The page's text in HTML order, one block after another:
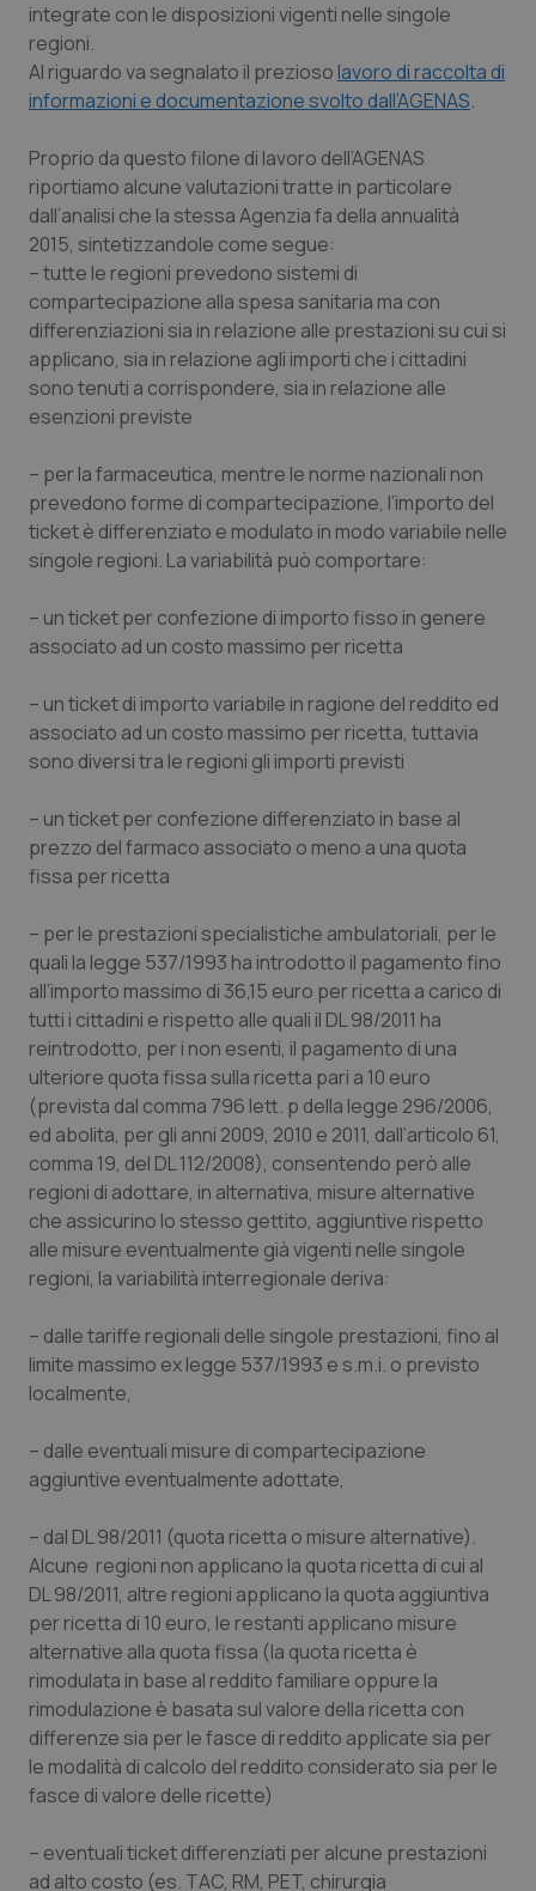
Sardegna
Sicilia
Toscana
Umbria
Valle D’Aosta
Veneto
Malattia di Crohn & Rettocolite Ulcerosa
Neuroscienze & patologie neurodegenerative
Obesità
Oftalmologia
Oncodermatologia
Oncoematologia
Oncologia & Nutrizione
Psoriasi & pelle
Quotidiano Cardiologia
Quotidiano Oncologia
Quotidiano Pediatria
Salute orale & impianti
Tiroide
Tumore al seno
Tumore ovarico
Tumori del Polmone & Testa Collo
Tumori gastrointestinali
Ulcera & Reflusso
Vaccini
integrate con le disposizioni vigenti nelle singole
regioni.
Al riguardo va segnalato il preziosolavoro di raccolta di
informazioni e documentazione svolto dall’AGENAS.
Proprio da questo filone di lavoro dell’AGENAS
riportiamo alcune valutazioni tratte in particolare
dall’analisi che la stessa Agenzia fa della annualità
2015, sintetizzandole come segue:
– tutte le regioni prevedono sistemi di
compartecipazione alla spesa sanitaria ma con
differenziazioni sia in relazione alle prestazioni su cui si
applicano, sia in relazione agli importi che i cittadini
sono tenuti a corrispondere, sia in relazione alle
esenzioni previste
– per la farmaceutica, mentre le norme nazionali non
prevedono forme di compartecipazione, l’importo del
ticket è differenziato e modulato in modo variabile nelle
singole regioni. La variabilità può comportare:
– un ticket per confezione di importo fisso in genere
associato ad un costo massimo per ricetta
– un ticket di importo variabile in ragione del reddito ed
associato ad un costo massimo per ricetta, tuttavia
sono diversi tra le regioni gli importi previsti
– un ticket per confezione differenziato in base al
prezzo del farmaco associato o meno a una quota
fissa per ricetta
– per le prestazioni specialistiche ambulatoriali, per le
quali la legge 537/1993 ha introdotto il pagamento fino
all’importo massimo di 36,15 euro per ricetta a carico di
tutti i cittadini e rispetto alle quali il DL 98/2011 ha
reintrodotto, per i non esenti, il pagamento di una
ulteriore quota fissa sulla ricetta pari a 10 euro
(prevista dal comma 796 lett. p della legge 296/2006,
ed abolita, per gli anni 2009, 2010 e 2011, dall’articolo 61,
comma 19, del DL 112/2008), consentendo però alle
regioni di adottare, in alternativa, misure alternative
che assicurino lo stesso gettito, aggiuntive rispetto
alle misure eventualmente già vigenti nelle singole
regioni, la variabilità interregionale deriva:
– dalle tariffe regionali delle singole prestazioni, fino al
limite massimo ex legge 537/1993 e s.m.i. o previsto
localmente,
– dalle eventuali misure di compartecipazione
aggiuntive eventualmente adottate,
– dal DL 98/2011 (quota ricetta o misure alternative).
Alcune regioni non applicano la quota ricetta di cui al
DL 98/2011, altre regioni applicano la quota aggiuntiva
per ricetta di 10 euro, le restanti applicano misure
alternative alla quota fissa (la quota ricetta è
rimodulata in base al reddito familiare oppure la
rimodulazione è basata sul valore della ricetta con
differenze sia per le fasce di reddito applicate sia per
le modalità di calcolo del reddito considerato sia per le
fasce di valore delle ricette)
– eventuali ticket differenziati per alcune prestazioni
ad alto costo (es. TAC, RM, PET, chirurgia